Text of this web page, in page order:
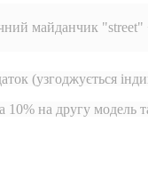
майданчик "street"
(узгоджується
10% на другу